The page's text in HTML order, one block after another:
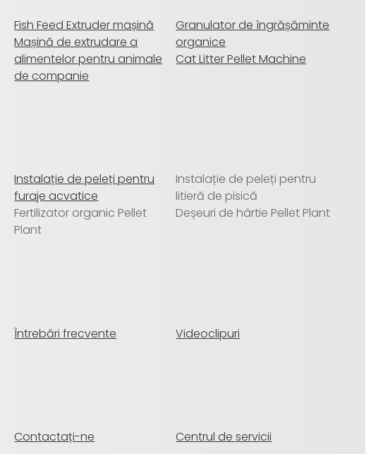
Fish Feed Extruder mașină
Mașină de extrudare a
alimentelor pentru animale
de companie
Granulator de îngrășăminte
organice
Cat Litter Pellet Machine
Instalație de peleți pentru
furaje acvatice
Fertilizator organic Pellet
Plant
Instalație de peleți pentru
litieră de pisică
Deșeuri de hârtie Pellet Plant
Întrebări frecvente Videoclipuri
Contactați-ne Centrul de servicii